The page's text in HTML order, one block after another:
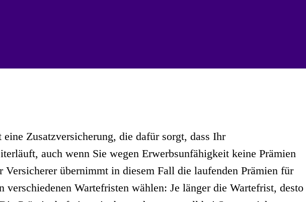
Zusatzversicherung, die dafür sorgt, dass Ihr
auch wenn Sie wegen Erwerbsunfähigkeit keine Prämien
Versicherer übernimmt in diesem Fall die laufenden Prämien für
verschiedenen Wartefristen wählen: Je länger die Wartefrist, desto